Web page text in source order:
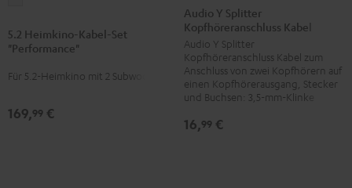
Kabel-
Set
"Performance"
5.2 Heimkino-Kabel-Set
"Performance"
Für 5.2-Heimkino mit 2 Subwoofern
169,99 €
Y
Splitter
Kopfhöreranschluss
Kabel
Schwarz
Audio Y Splitter
Kopfhöreranschluss Kabel
Audio Y Splitter
Kopfhöreranschluss Kabel zum
Anschluss von zwei Kopfhörern auf
einen Kopfhörerausgang, Stecker
und Buchsen: 3,5-mm-Klinke
16,99 €